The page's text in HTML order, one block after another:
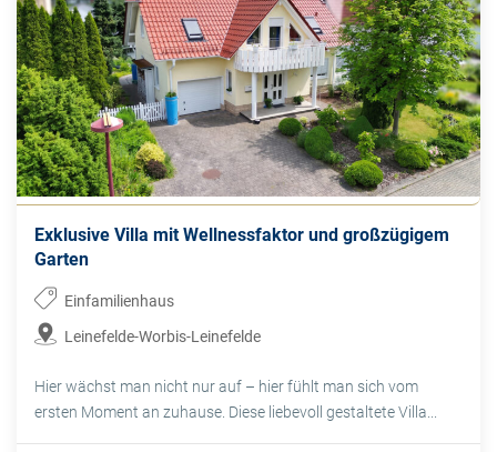
Exklusive Villa mit Wellnessfaktor und großzügigem
Garten
Einfamilienhaus
Leinefelde-Worbis-Leinefelde
Hier wächst man nicht nur auf – hier fühlt man sich vom
ersten Moment an zuhause. Diese liebevoll gestaltete Villa...